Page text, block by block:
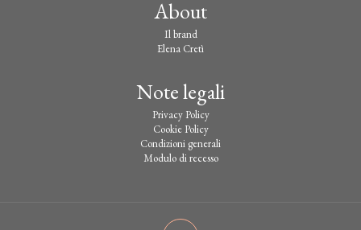
About
Il brand
Elena Cretì
Note legali
Privacy Policy
Cookie Policy
Condizioni generali
Modulo di recesso